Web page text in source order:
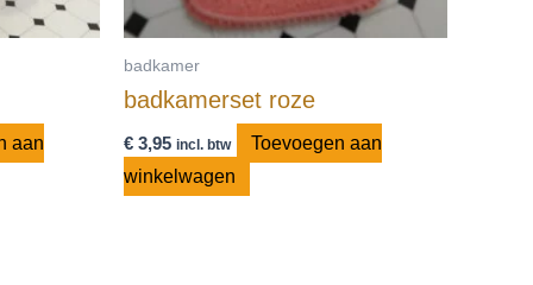
aan
badkamer
badkamerset roze
€3,95 incl. btw
Toevoegen aan
winkelwagen